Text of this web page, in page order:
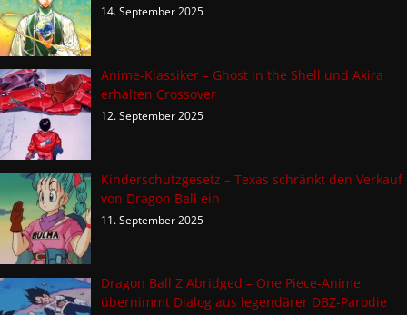
14. September 2025
Anime-Klassiker – Ghost in the Shell und Akira
erhalten Crossover
12. September 2025
Kinderschutzgesetz – Texas schränkt den Verkauf
von Dragon Ball ein
11. September 2025
Dragon Ball Z Abridged – One Piece-Anime
übernimmt Dialog aus legendärer DBZ-Parodie